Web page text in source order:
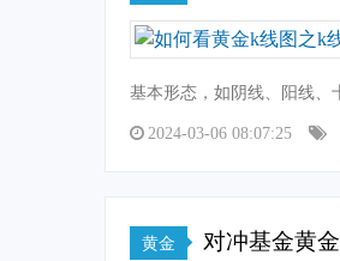
基本形态，如阴线、阳线
2024-03-06 08:07:25
黄金 对冲基金黄